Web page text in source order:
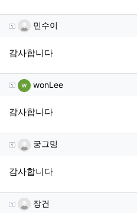
민수이님의 댓글
민수이
감사합니다
wonLee님의 댓글
wonLee
감사합니다
궁그밍님의 댓글
궁그밍
감사합니다
장건님의 댓글
장건